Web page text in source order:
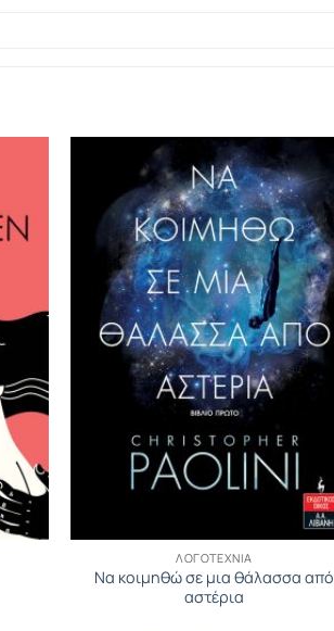
ΛΟΓΟΤΕΧΝΊΑ
Να κοιμηθώ σε μια θάλασσα από
αστέρια